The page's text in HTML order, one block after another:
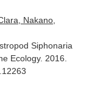
Nakano,
Siphonaria
Ecology. 2016.